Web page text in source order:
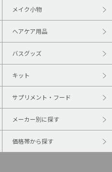
メイク小物
ヘアケア用品
バスグッズ
キット
サプリメント・フード
メーカー別に探す
価格帯から探す